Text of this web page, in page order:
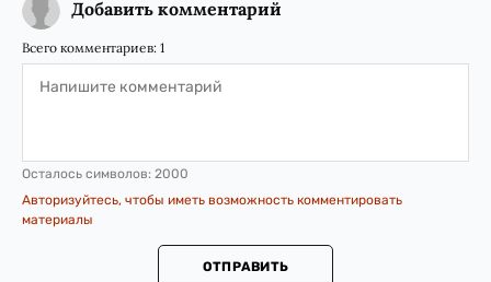
Добавить комментарий
Всего комментариев: 1
Осталось символов: 2000
Авторизуйтесь, чтобы иметь возможность комментировать
материалы
ОТПРАВИТЬ